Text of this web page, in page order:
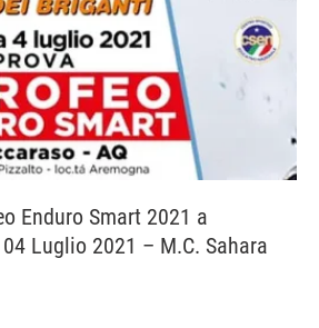
Enduro Smart 2021 a
Luglio 2021 – M.C. Sahara